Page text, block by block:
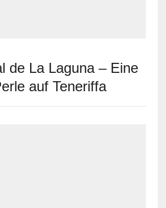
de La Laguna – Eine
auf Teneriffa